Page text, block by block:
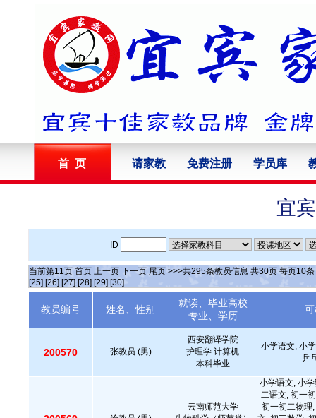
首 页 请家教 免费注册 学员库
宜
ID
当前第11页 首页 上一页 下一页 尾页 >>>共295条教员信息 共30页 每页10条
[25] [26] [27] [28] [29] [30]
教员编号 姓名、性别
就读、毕业高校
专业、学历
200570 张教员.(男)
西安翻译学院
护理学 计算机
本科毕业
小学语文, 小
乒
云南师范大学
小学语文, 小
二语文, 初一
初一初二物理